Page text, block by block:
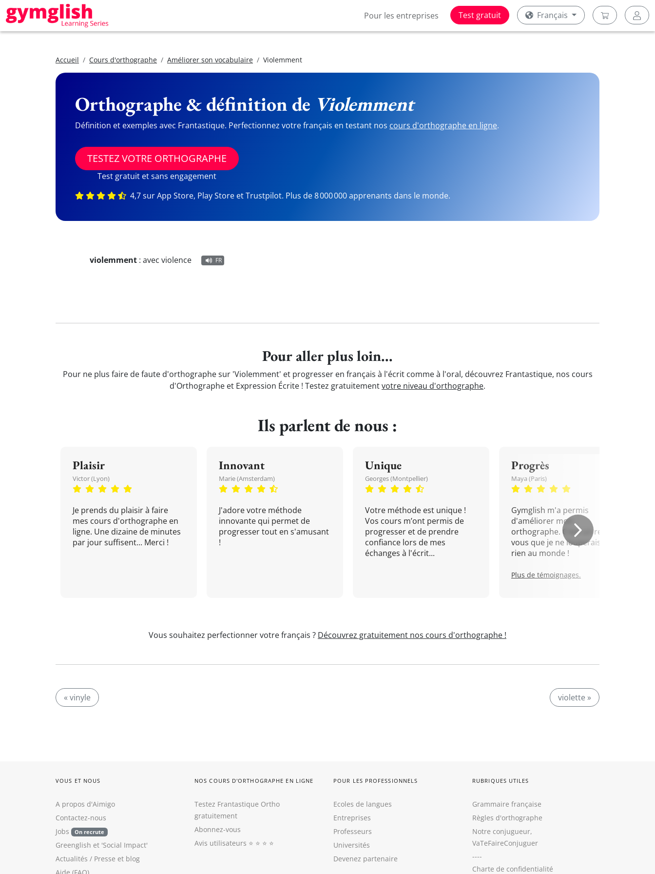
Pour les entreprises Test gratuit Français
Accueil Cours d'orthographe Améliorer son vocabulaire Violemment
Orthographe & définition de Violemment
Définition et exemples avec Frantastique. Perfectionnez votre français en testant nos cours d'orthographe en ligne.
TESTEZ VOTRE ORTHOGRAPHE
Test gratuit et sans engagement
4,7 sur App Store, Play Store et Trustpilot. Plus de 8 000 000 apprenants dans le monde.
violemment : avec violence FR
Pour aller plus loin...
Pour ne plus faire de faute d'orthographe sur 'Violemment' et progresser en français à l'écrit comme à l'oral, découvrez Frantastique, nos cours
d'Orthographe et Expression Écrite ! Testez gratuitementvotre niveau d'orthographe.
Ils parlent de nous :
Plaisir
Victor (Lyon)
Je prends du plaisir à faire
mes cours d'orthographe en
ligne. Une dizaine de minutes
par jour suffisent... Merci !
Innovant
Marie (Amsterdam)
J'adore votre méthode
innovante qui permet de
progresser tout en s'amusant
!
Unique
Georges (Montpellier)
Votre méthode est unique !
Vos cours m’ont permis de
progresser et de prendre
confiance lors de mes
échanges à l'écrit...
Progrès
Maya (Paris)
Gymglish m'a permis
d'améliorer mon
orthographe. C'est un rendez-
vous que je ne louperais pour
rien au monde !
Plus de témoignages.
Vous souhaitez perfectionner votre français ? Découvrez gratuitement nos cours d'orthographe !
« vinyle violette »
VOUS ET NOUS
A propos d'Aimigo
Contactez-nous
Jobs
On recrute
Greenglish et 'Social Impact'
Actualités / Presse et blog
NOS COURS D'ORTHOGRAPHE EN LIGNE
Testez Frantastique Ortho
gratuitement
Abonnez-vous
Avis utilisateurs ⭐️ ⭐️ ⭐️ ⭐️
POUR LES PROFESSIONNELS
Ecoles de langues
Entreprises
Professeurs
Universités
Devenez partenaire
RUBRIQUES UTILES
Grammaire française
Règles d'orthographe
Notre conjugueur,
VaTeFaireConjuguer
----
Charte de confidentialité